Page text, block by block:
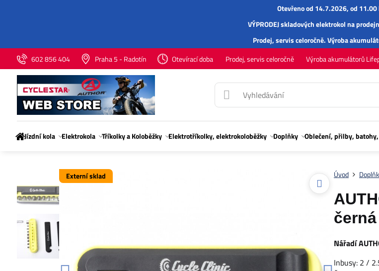
Otevřeno od 14.7.2026, od 11.00
VÝPRODEJ skladových elektrokol na
Prodej,servisceloročně.Výroba
602 856 404
Praha 5 - Radotín Otevírací doba Prodej, servis celoročně Výroba akumulátorů
Jízdní kola Elektrokola Tříkolky a Koloběžky Elektrotříkolky, elektrokoloběžky Doplňky Oblečení, přilby,
Externí sklad Úvod
černá
Nářadí
Inbusy: 2 /